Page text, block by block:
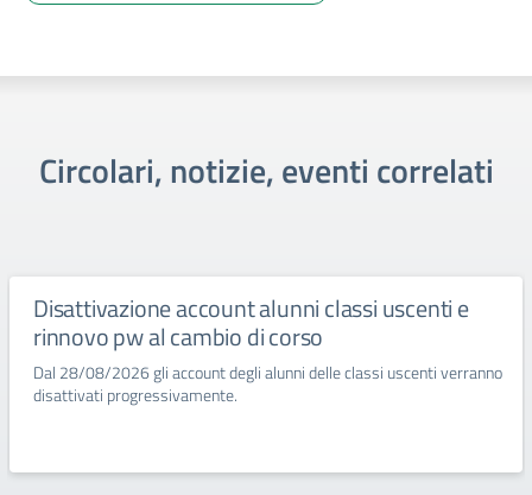
Circolari, notizie, eventi correlati
Disattivazione account alunni classi uscenti e
rinnovo pw al cambio di corso
Dal 28/08/2026 gli account degli alunni delle classi uscenti verranno
disattivati progressivamente.